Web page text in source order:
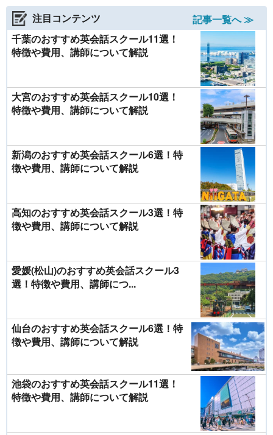
注目コンテンツ
記事一覧へ ≫
千葉のおすすめ英会話スクール11選！
特徴や費用、講師について解説
大宮のおすすめ英会話スクール10選！
特徴や費用、講師について解説
新潟のおすすめ英会話スクール6選！特
徴や費用、講師について解説
高知のおすすめ英会話スクール3選！特
徴や費用、講師について解説
愛媛(松山)のおすすめ英会話スクール3
選！特徴や費用、講師につ...
仙台のおすすめ英会話スクール6選！特
徴や費用、講師について解説
池袋のおすすめ英会話スクール11選！
特徴や費用、講師について解説